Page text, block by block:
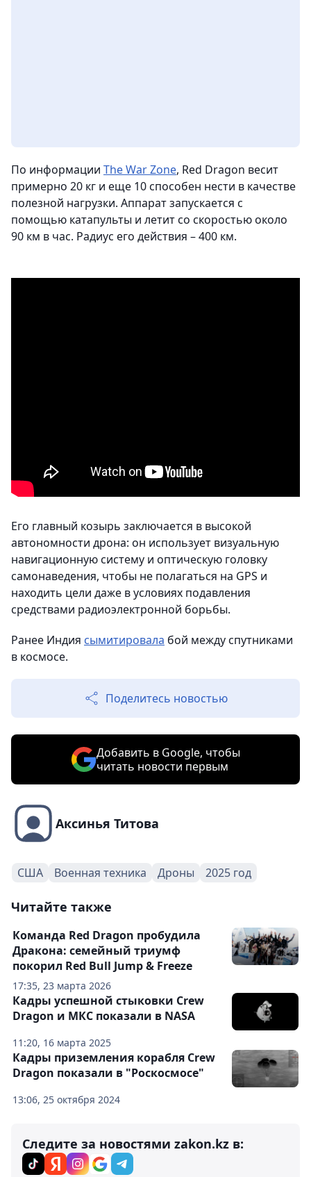
По информации The War Zone, Red Dragon весит
примерно 20 кг и еще 10 способен нести в качестве
полезной нагрузки. Аппарат запускается с
помощью катапульты и летит со скоростью около
90 км в час. Радиус его действия – 400 км.
Его главный козырь заключается в высокой
автономности дрона: он использует визуальную
навигационную систему и оптическую головку
самонаведения, чтобы не полагаться на GPS и
находить цели даже в условиях подавления
средствами радиоэлектронной борьбы.
Ранее Индия сымитировала бой между спутниками
в космосе.
Поделитесь новостью
Добавить в Google, чтобы
читать новости первым
Аксинья Титова
США Военная техника Дроны 2025 год
Читайте также
17:35, 23 марта 2026
Команда Red Dragon пробудила
Дракона: семейный триумф
покорил Red Bull Jump & Freeze
11:20, 16 марта 2025
Кадры успешной стыковки Crew
Dragon и МКС показали в NASA
13:06, 25 октября 2024
Кадры приземления корабля Crew
Dragon показали в "Роскосмосе"
Следите за новостями zakon.kz в: